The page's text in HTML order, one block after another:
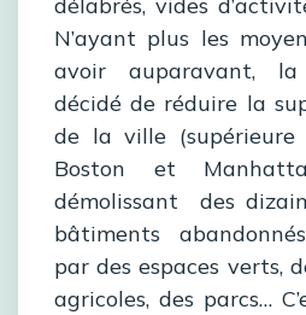
N’ayant plus les
avoir auparavant,
décidé de réduire la
de la ville (supérieure
Boston et
démolissant des
bâtiments
par des espaces verts,
agricoles, des parcs…